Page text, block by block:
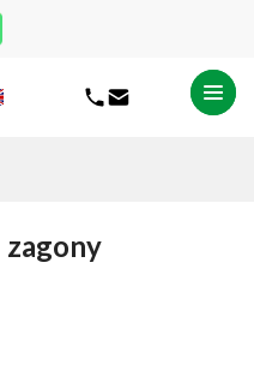
zagony